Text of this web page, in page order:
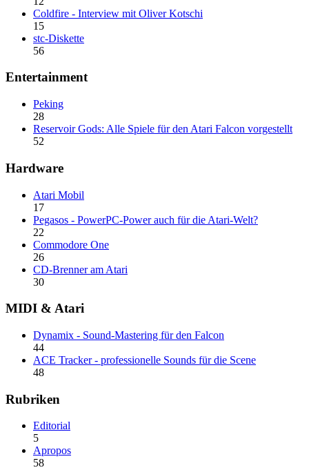
Coldfire - Interview mit Oliver Kotschi
15
stc-Diskette
56
Entertainment
Peking
28
Reservoir Gods: Alle Spiele für den Atari Falcon vorgestellt
52
Hardware
Atari Mobil
17
Pegasos - PowerPC-Power auch für die Atari-Welt?
22
Commodore One
26
CD-Brenner am Atari
30
MIDI & Atari
Dynamix - Sound-Mastering für den Falcon
44
ACE Tracker - professionelle Sounds für die Scene
48
Rubriken
Editorial
5
Apropos
58